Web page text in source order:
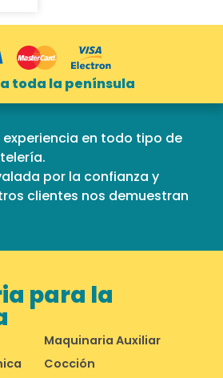
a toda la península
experiencia en todo tipo de
por la confianza y
clientes nos demuestran
para la
Maquinaria Auxiliar
Cocción